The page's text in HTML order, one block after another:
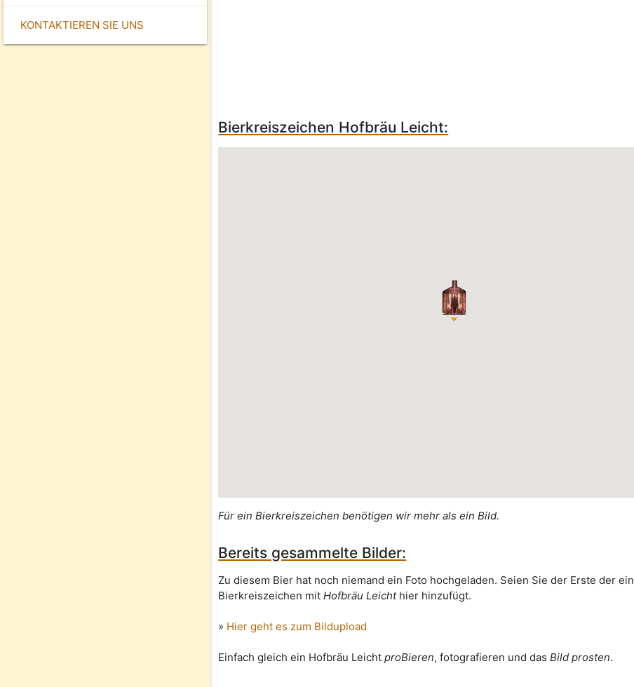
KONTAKTIEREN SIE UNS
Bierkreiszeichen Hofbräu Leicht:
Für ein Bierkreiszeichen benötigen wir mehr als ein Bild.
Bereits gesammelte Bilder:
Zu diesem Bier hat noch niemand ein Foto hochgeladen. Seien Sie der Erste der ein
Bierkreiszeichen mitHofbräu Leichthier hinzufügt.
» Hier geht es zum Bildupload
Einfach gleich ein Hofbräu LeichtproBieren, fotografieren und dasBild prosten.